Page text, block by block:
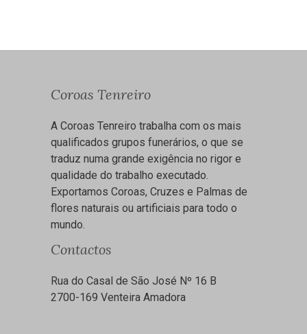
Coroas Tenreiro
A Coroas Tenreiro trabalha com os mais
qualificados grupos funerários, o que se
traduz numa grande exigência no rigor e
qualidade do trabalho executado.
Exportamos Coroas, Cruzes e Palmas de
flores naturais ou artificiais para todo o
mundo.
Contactos
Rua do Casal de São José Nº 16 B
2700-169 Venteira Amadora